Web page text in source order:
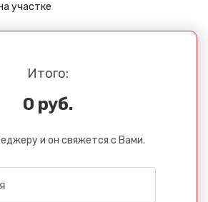
участке
Итого:
0 руб.
и он свяжется с Вами.